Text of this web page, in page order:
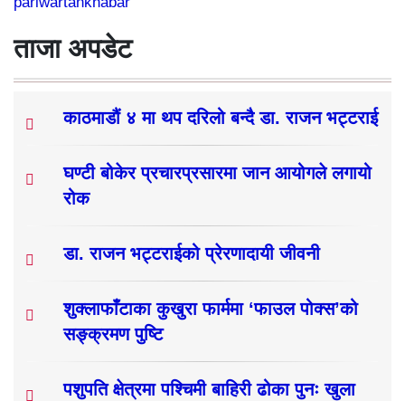
ताजा अपडेट
काठमाडौं ४ मा थप दरिलो बन्दै डा. राजन भट्टराई
घण्टी बोकेर प्रचारप्रसारमा जान आयोगले लगायो
रोक
डा. राजन भट्टराईको प्रेरणादायी जीवनी
शुक्लाफाँटाका कुखुरा फार्ममा ‘फाउल पोक्स’को
सङ्क्रमण पुष्टि
पशुपति क्षेत्रमा पश्चिमी बाहिरी ढोका पुनः खुला